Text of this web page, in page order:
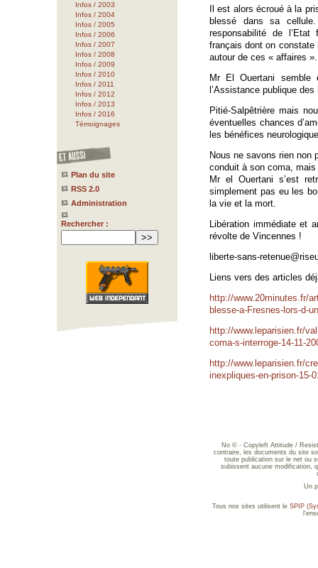
Infos / 2003
Infos / 2004
Infos / 2005
Infos / 2006
Infos / 2007
Infos / 2008
Infos / 2009
Infos / 2010
Infos / 2011
Infos / 2012
Infos / 2013
Infos / 2016
Témoignages
Plan du site
RSS 2.0
Administration
Rechercher :
Il est alors écroué à la
blessé dans sa
responsabilité de
français dont on
autour de ces « affaires ».
Mr El Ouertani semble
l’Assistance publique
Pitié-Salpêtrière mais
éventuelles chances
les bénéfices
Nous ne savons rien non
conduit à son coma,
Mr el Ouertani s’est
simplement pas eu les
la vie et la mort.
Libération immédiate et
révolte de Vincennes !
liberte-sans-
Liens vers des articles
http://www.20minutes.fr/
blesse-a-Fresnes-lors-d-
http://www.leparisien.fr/
coma-s-interroge-14-11-
http://www.leparisien.fr/
inexpliques-en-prison-15-
No © - Copyleft Attitude /
contraire, les documents du site
toute publication sur le net ou
subissent aucune modification,
Un
Tous nos sites utilisent le SPIP